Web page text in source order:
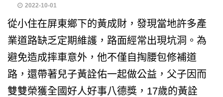
2022-10-01
從小住在屏東鄉下的黃成財，發現當地許多產
業道路缺乏定期維護，路面經常出現坑洞。為
避免造成摔車意外，他不僅自掏腰包修補道
路，還帶著兒子黃詮佑一起做公益，父子因而
雙雙榮獲全國好人好事八德獎，17歲的黃詮